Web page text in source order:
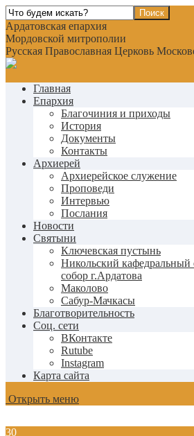
Ардатовская епархия
Мордовской митрополии
Русская Православная Церковь
Главная
Епархия
Благочиния и приходы
История
Документы
Контакты
Архиерей
Архиерейское служение
Проповеди
Интервью
Послания
Новости
Святыни
Ключевская пустынь
Никольский
собор г.Ардатова
Маколово
Сабур-Мачкасы
Благотворительность
Соц. сети
ВКонтакте
Rutube
Instagram
Карта сайта
Открыть меню
30